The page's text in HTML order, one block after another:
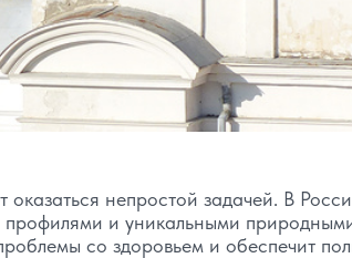
непростой задачей. В
профилями и уникальными
со здоровьем и обеспечит